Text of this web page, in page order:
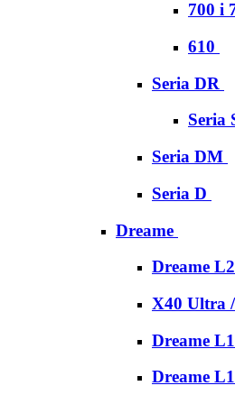
700 i
610
Seria DR
Seria
Seria DM
Seria D
Dreame
Dreame
X40 Ultra
Dreame
Dreame